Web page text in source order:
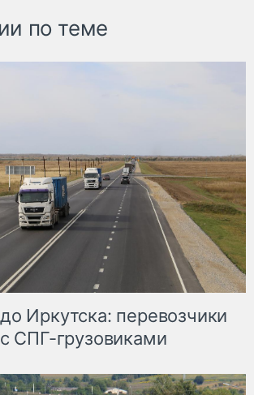
по теме
Иркутска: перевозчики
СПГ-грузовиками